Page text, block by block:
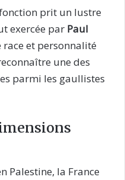
prit un lustre
exercée par Paul
race et personnalité
une des
parmi les gaullistes
Palestine, la France